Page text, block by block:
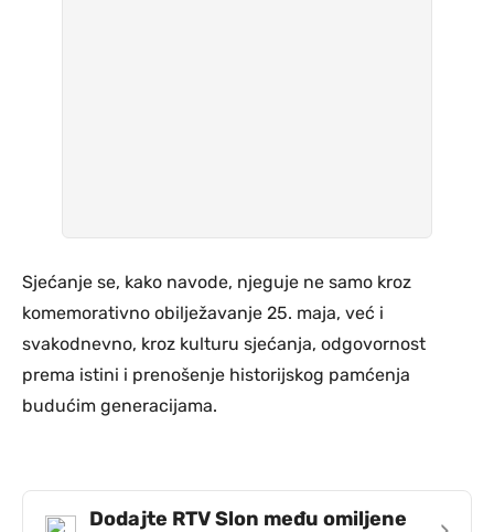
Sjećanje se, kako navode, njeguje ne samo kroz
komemorativno obilježavanje 25. maja, već i
svakodnevno, kroz kulturu sjećanja, odgovornost
prema istini i prenošenje historijskog pamćenja
budućim generacijama.
Dodajte RTV Slon među omiljene